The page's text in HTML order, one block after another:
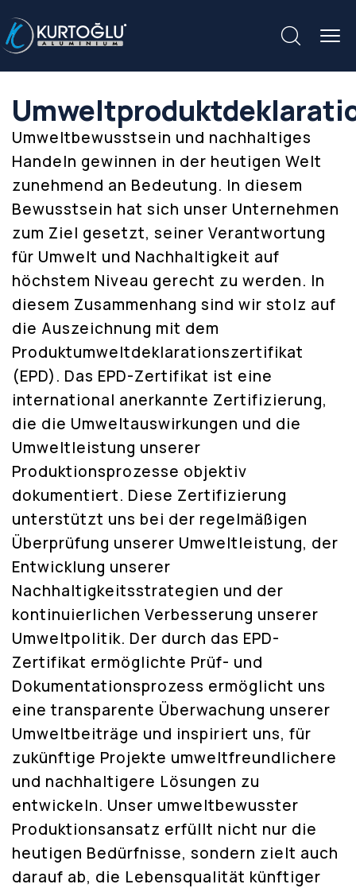
Umweltbewusstsein und nachhaltiges
Handeln gewinnen in der heutigen Welt
zunehmend an Bedeutung. In diesem
Bewusstsein hat sich unser Unternehmen
zum Ziel gesetzt, seiner Verantwortung
für Umwelt und Nachhaltigkeit auf
höchstem Niveau gerecht zu werden. In
diesem Zusammenhang sind wir stolz auf
die Auszeichnung mit dem
Produktumweltdeklarationszertifikat
(EPD). Das EPD-Zertifikat ist eine
international anerkannte Zertifizierung,
die die Umweltauswirkungen und die
Umweltleistung unserer
Produktionsprozesse objektiv
dokumentiert. Diese Zertifizierung
unterstützt uns bei der regelmäßigen
Überprüfung unserer Umweltleistung, der
Entwicklung unserer
Nachhaltigkeitsstrategien und der
kontinuierlichen Verbesserung unserer
Umweltpolitik. Der durch das EPD-
Zertifikat ermöglichte Prüf- und
Dokumentationsprozess ermöglicht uns
eine transparente Überwachung unserer
Umweltbeiträge und inspiriert uns, für
zukünftige Projekte umweltfreundlichere
und nachhaltigere Lösungen zu
entwickeln. Unser umweltbewusster
Produktionsansatz erfüllt nicht nur die
heutigen Bedürfnisse, sondern zielt auch
darauf ab, die Lebensqualität künftiger